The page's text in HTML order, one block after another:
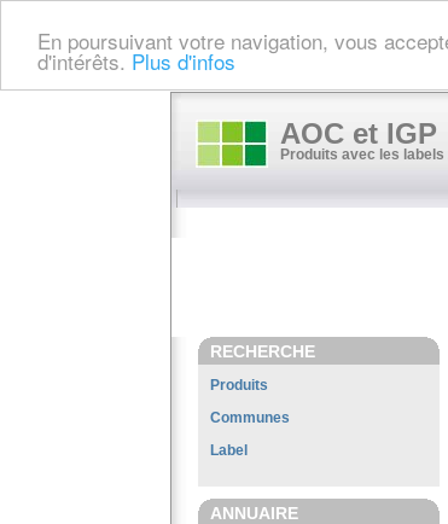
En poursuivant votre navigation, vous
d'intérêts. Plus d'infos
AOC et IGP
Produits avec les labels
RECHERCHE
Produits
Communes
Label
ANNUAIRE